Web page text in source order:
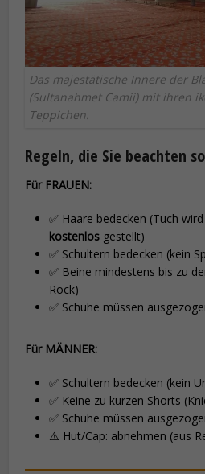
Das majestätische Innere der
(Sultanahmet Camii) mit ihren
Teppichen.
Regeln, die Sie beachten
Für FRAUEN:
✅ Haare bedecken (Tuch
kostenlos gestellt)
✅ Schultern bedecken (kein
✅ Beine mindestens bis zu
Rock)
✅ Schuhe müssen
Für MÄNNER:
✅ Schultern bedecken (kein
✅ Keine zu kurzen Shorts
✅ Schuhe müssen
⚠️ Hut/Cap: abnehmen (aus